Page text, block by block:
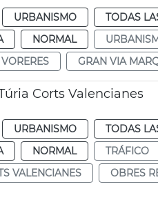
URBANISMO TODAS
NORMAL
VORERES GRAN VIA
Corts Valencianes
URBANISMO TODAS
NORMAL TRÁFICO
VALENCIANES
OBRES